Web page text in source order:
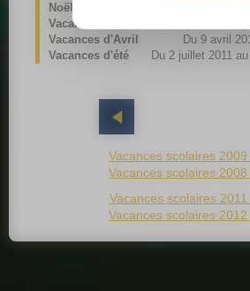
Noël
Vacances d'Hiver
Du 12 février
Vacances d'Avril
Du 9 avril
Vacances d'été
Du 2 juillet 2011
Vacances scolaires
Vacances scolaires
Vacances scolaires
Vacances scolaires